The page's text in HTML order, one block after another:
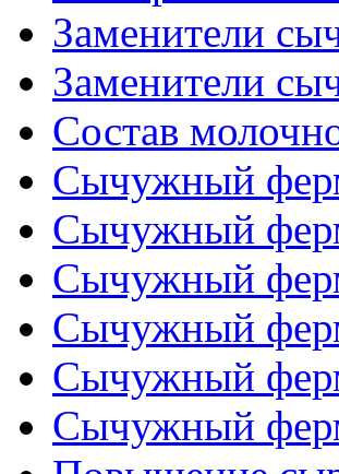
Заменители
Заменители
Состав
Сычужный
Сычужный
Сычужный
Сычужный
Сычужный
Сычужный